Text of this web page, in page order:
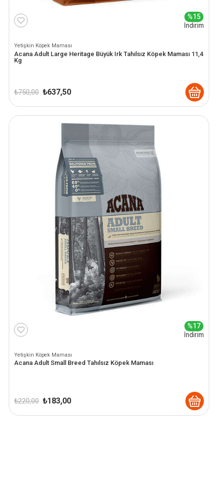
Kafa Motoru Yedek Parçaları
Diğer Yedek Parçalar
%15
İndirim
Yetişkin Köpek Maması
Acana Adult Large Heritage Büyük Irk Tahılsız Köpek Maması 11,4
Kg
₺750,00 Orijinal
₺ 750,00.
₺637,50Şu
fiyat:
₺ 637,50.
%17
İndirim
Yetişkin Köpek Maması
Acana Adult Small Breed Tahılsız Köpek Maması
₺220,00 Orijinal
₺ 220,00.
₺183,00Şu
fiyat: